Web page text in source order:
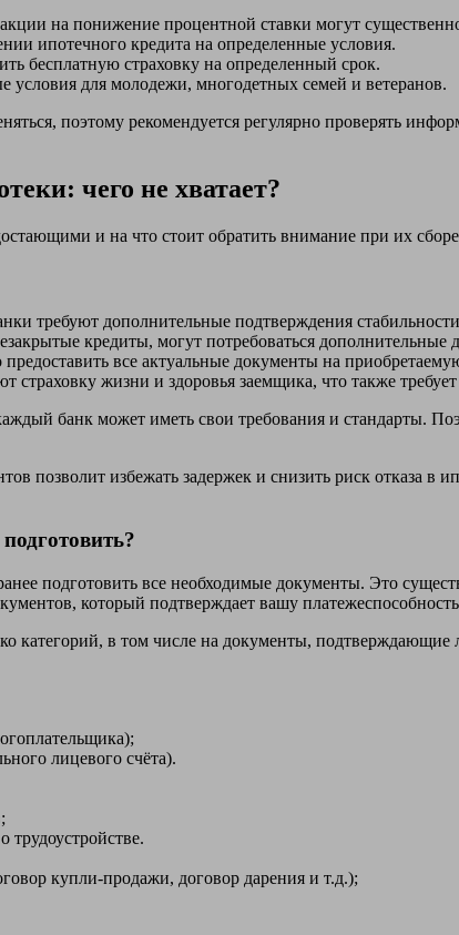
на понижение процентной ставки могут
ипотечного кредита на определенные условия.
бесплатную страховку на определенный срок.
условия для молодежи, многодетных семей и ветеранов.
поэтому рекомендуется регулярно проверять
чего не хватает?
и на что стоит обратить внимание при их
требуют дополнительные подтверждения
кредиты, могут потребоваться
предоставить все актуальные документы на
страховку жизни и здоровья заемщика, что также
банк может иметь свои требования и стандарты.
позволит избежать задержек и снизить риск отказа
подготовить все необходимые документы. Это
который подтверждает вашу
категорий, в том числе на документы, подтверждающие
лицевого счёта).
купли-продажи, договор дарения и т.д.);